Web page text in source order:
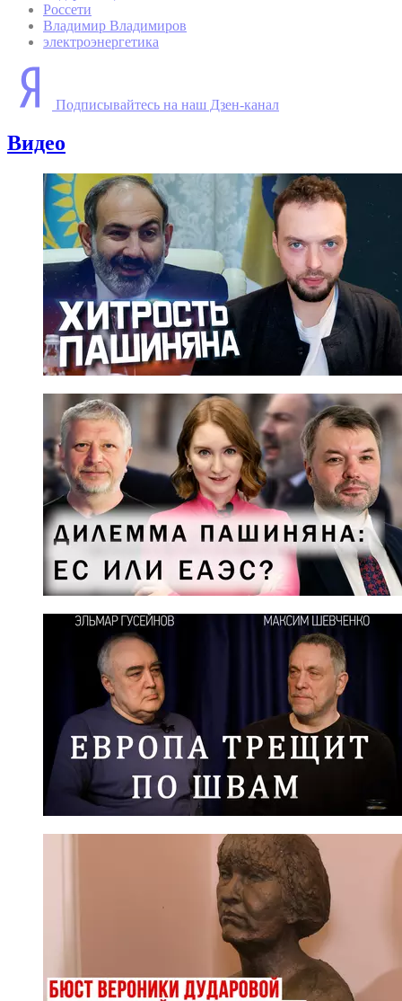
Россети
Владимир Владимиров
электроэнергетика
Подписывайтесь на наш Дзен-канал
Видео